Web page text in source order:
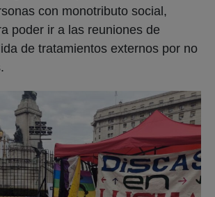
con monotributo social,
poder ir a las reuniones de
de tratamientos externos por no